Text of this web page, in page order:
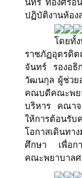
ปฏิบัติงานห้อง
โดยทั้
ราชภัฏอุตรดิ
จันทร์ รองอธิ
วัฒนกุล ผู้ช่วย
คณบดีคณะพ
บริหาร คณาจ
ให้การต้อนรั
โอกาสเดินทา
ศึกษา เพื่อกา
คณะพยาบาลศ